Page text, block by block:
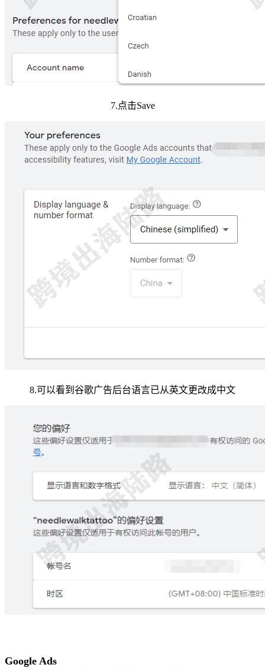
7.点击Save
8.可以看到谷歌广告后台语言已从英文更改成中文
Google Ads